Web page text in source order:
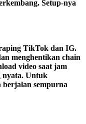
Setup-nya
TikTok dan IG.
menghentikan chain
video saat jam
nyata. Untuk
berjalan sempurna